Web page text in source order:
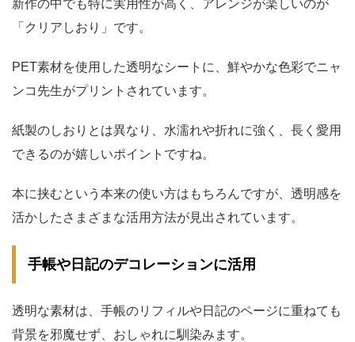
新作の中でも特に実用性が高く、アレンジが楽しいのが
「クリアしおり」です。
PET素材を使用した透明なシートに、鮮やかな色彩でニャ
ンコ先生がプリントされています。
紙製のしおりとは異なり、水濡れや折れに強く、長く愛用
できるのが嬉しいポイントですね。
本に挟むという本来の使い方はもちろんですが、透明感を
活かしたさまざまな活用方法が見出されています。
手帳や日記のデコレーションに活用
透明な素材は、手帳のリフィルや日記のページに重ねても
背景を邪魔せず、おしゃれに馴染みます。